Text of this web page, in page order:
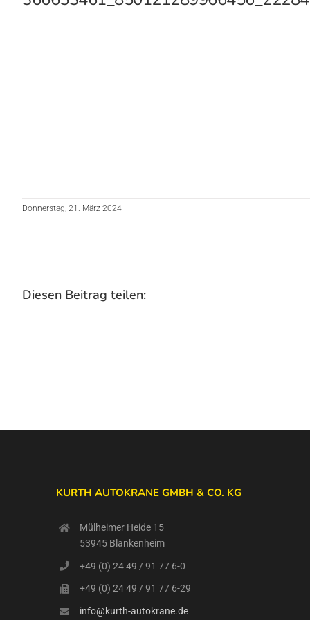
Donnerstag, 21. März 2024
Diesen Beitrag teilen:
KURTH AUTOKRANE GMBH & CO. KG
Mülheimer Heide 15
53945 Blankenheim
+49 (0) 24 49 / 91 77 6-0
+49 (0) 24 49 / 91 77 6-29
info@kurth-autokrane.de